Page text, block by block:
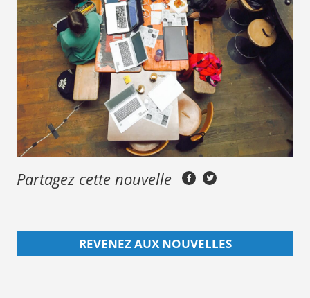
Partagez cette nouvelle
REVENEZ AUX NOUVELLES